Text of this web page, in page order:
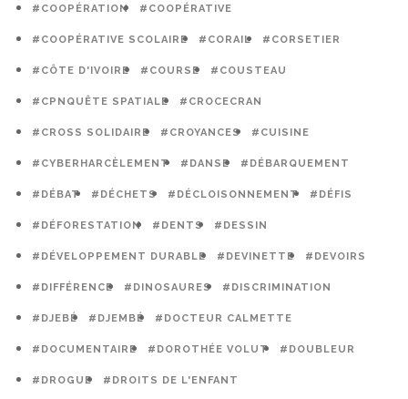
#COOPÉRATION #COOPÉRATIVE
#COOPÉRATIVE SCOLAIRE #CORAIL #CORSETIER
#CÔTE D'IVOIRE #COURSE #COUSTEAU
#CPNQUÊTE SPATIALE #CROCECRAN
#CROSS SOLIDAIRE #CROYANCES #CUISINE
#CYBERHARCÈLEMENT #DANSE #DÉBARQUEMENT
#DÉBAT #DÉCHETS #DÉCLOISONNEMENT #DÉFIS
#DÉFORESTATION #DENTS #DESSIN
#DÉVELOPPEMENT DURABLE #DEVINETTE #DEVOIRS
#DIFFÉRENCE #DINOSAURES #DISCRIMINATION
#DJEBÉ #DJEMBÉ #DOCTEUR CALMETTE
#DOCUMENTAIRE #DOROTHÉE VOLUT #DOUBLEUR
#DROGUE #DROITS DE L'ENFANT